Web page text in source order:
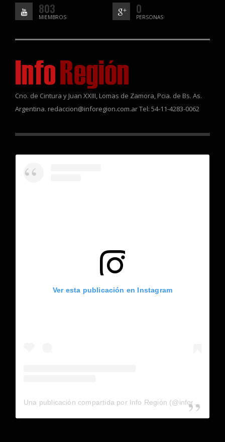
803
MIEMBROS
0
PERSONAS
Cno. de Cintura y Juan XXIII, Lomas de Zamora, Pcia. de Bs. As.
Argentina. redaccion@inforegion.com.ar Tel: 54-11-4283-0062
Ver esta publicación en Instagram
Una publicación compartida por Info Región (@inforegion_redes)